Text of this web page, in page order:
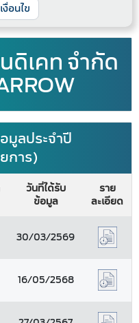
งื่อนไข
ดิเคท จำกัด
มูลประจำปี
การ)
วันที่ได้รับ
ข้อมูล
ราย
ละเอียด
30/03/2569
16/05/2568